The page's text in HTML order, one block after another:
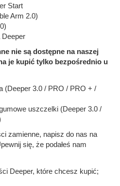
Start
Arm 2.0)
Deeper
nie są dostępne na naszej
je kupić tylko bezpośrednio u
(Deeper 3.0 / PRO / PRO + /
uszczelki (Deeper 3.0 /
zamienne, napisz do nas na
się, że podałeś nam
Deeper, które chcesz kupić;